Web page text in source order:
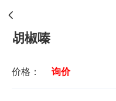
胡椒嗪
价格： 询价